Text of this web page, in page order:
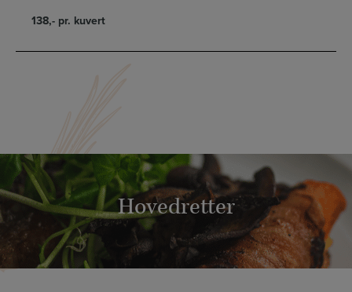
138,- pr. kuvert
Hovedretter